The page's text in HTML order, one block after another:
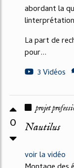
abordant la
La part de
pour...
3 Vidéos
0
projet
Nautilus
voir la vidéo